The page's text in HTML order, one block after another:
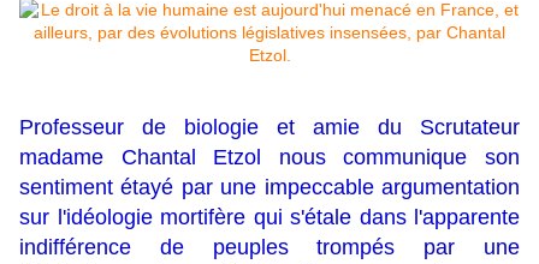
Professeur de biologie et amie du Scrutateur
madame Chantal Etzol nous communique son
sentiment étayé par une impeccable argumentation
sur l'idéologie mortifère qui s'étale dans l'apparente
indifférence de peuples trompés par une